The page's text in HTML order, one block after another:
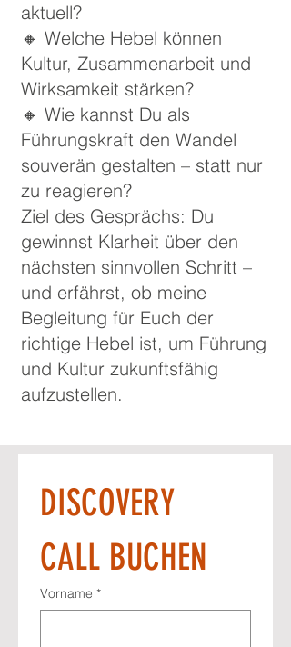
aktuell?
🔸 Welche Hebel können
Kultur, Zusammenarbeit und
Wirksamkeit stärken?
🔸 Wie kannst Du als
Führungskraft den Wandel
souverän gestalten – statt nur
zu reagieren?
Ziel des Gesprächs: Du
gewinnst Klarheit über den
nächsten sinnvollen Schritt –
und erfährst, ob meine
Begleitung für Euch der
richtige Hebel ist, um Führung
und Kultur zukunftsfähig
aufzustellen.
DISCOVERY
CALL BUCHEN
Vorname *